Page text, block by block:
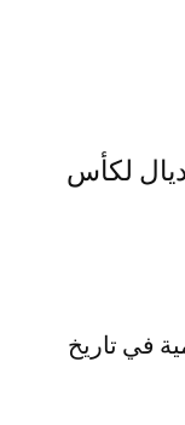
لكأس
في تاريخ